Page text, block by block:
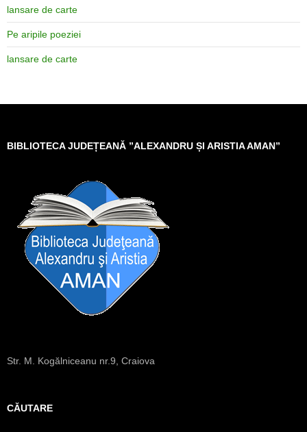
lansare de carte
Pe aripile poeziei
lansare de carte
BIBLIOTECA JUDEȚEANĂ ”ALEXANDRU ȘI ARISTIA AMAN”
Str. M. Kogălniceanu nr.9, Craiova
CĂUTARE